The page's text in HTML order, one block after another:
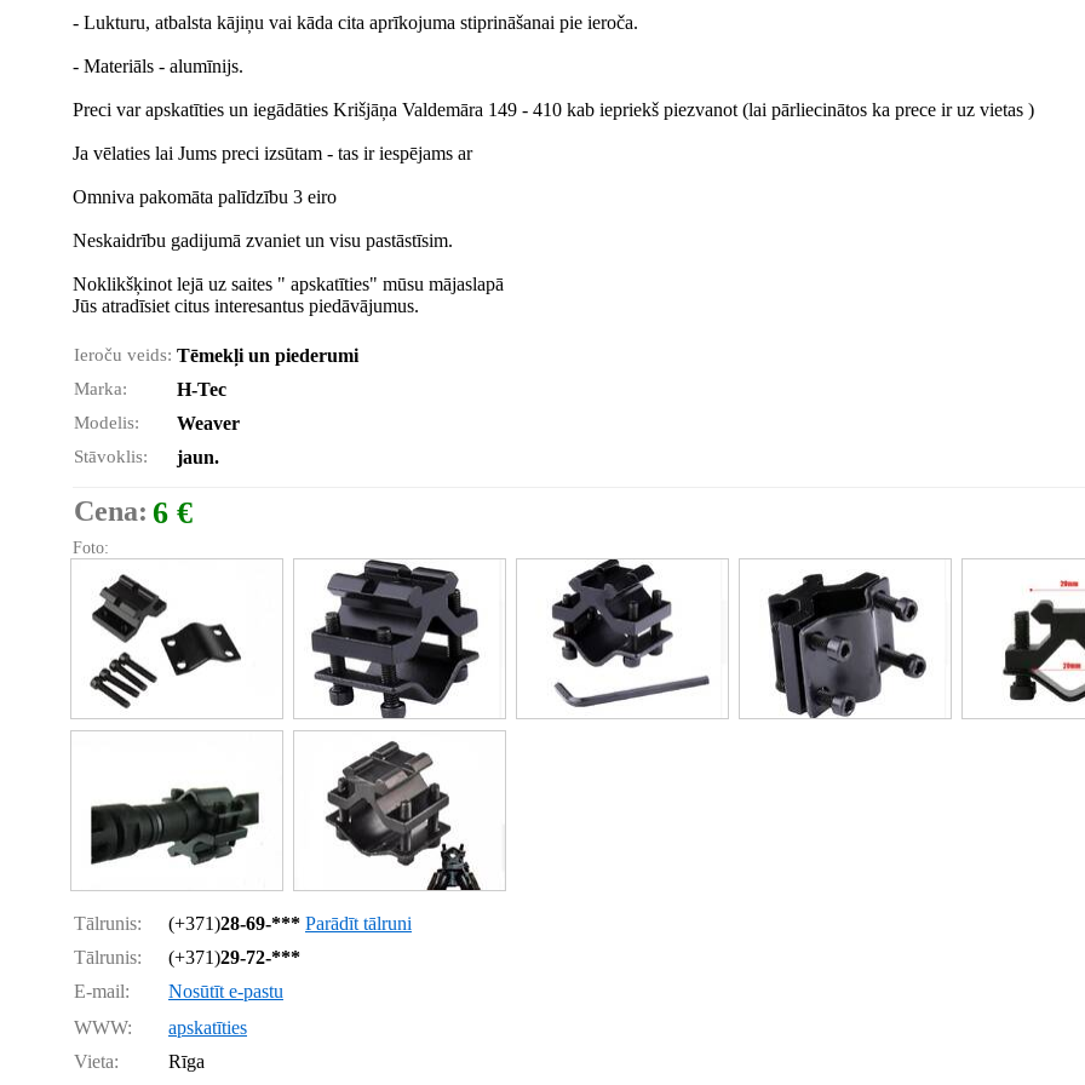
- Lukturu, atbalsta kājiņu vai kāda cita aprīkojuma stiprināšanai pie ieroča.
- Materiāls - alumīnijs.
Preci var apskatīties un iegādāties Krišjāņa Valdemāra 149 - 410 kab iepriekš piezvanot (lai pārliecinātos ka prece ir uz vietas )
Ja vēlaties lai Jums preci izsūtam - tas ir iespējams ar
Omniva pakomāta palīdzību 3 eiro
Neskaidrību gadijumā zvaniet un visu pastāstīsim.
Noklikšķinot lejā uz saites " apskatīties" mūsu mājaslapā
Jūs atradīsiet citus interesantus piedāvājumus.
Ieroču veids: Tēmekļi un piederumi
Marka: H-Tec
Modelis: Weaver
Stāvoklis: jaun.
Cena: 6 €
Foto:
Tālrunis: (+371)28-69-*** Parādīt tālruni
Tālrunis:
(+371)29-72-***
E-mail:
Nosūtīt e-pastu
WWW:
apskatīties
Vieta:
Rīga